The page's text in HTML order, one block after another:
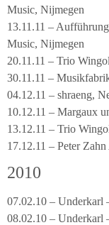
Music, Nijmegen
13.11.11 –
Music, Nijmegen
20.11.11 – Trio
30.11.11 –
04.12.11 – shraeng,
10.12.11 – Margaux
13.12.11 – Trio
17.12.11 – Peter
2010
07.02.10 – Underkarl
08.02.10 – Underkarl